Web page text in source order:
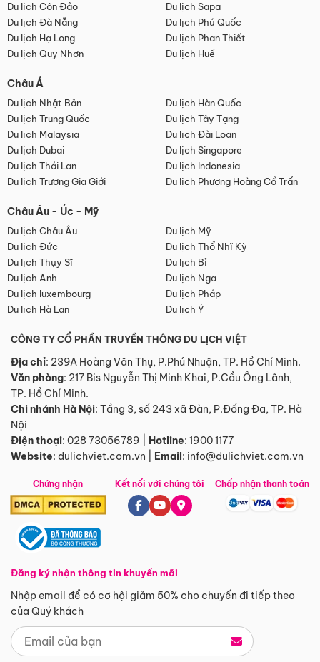
Du lịch Côn Đảo
Du lịch Sapa
Du lịch Đà Nẵng
Du lịch Phú Quốc
Du lịch Hạ Long
Du lịch Phan Thiết
Du lịch Quy Nhơn
Du lịch Huế
Châu Á
Du lịch Nhật Bản
Du lịch Hàn Quốc
Du lịch Trung Quốc
Du lịch Tây Tạng
Du lịch Malaysia
Du lịch Đài Loan
Du lịch Dubai
Du lịch Singapore
Du lịch Thái Lan
Du lịch Indonesia
Du lịch Trương Gia Giới
Du lịch Phượng Hoàng Cổ Trấn
Châu Âu - Úc - Mỹ
Du lịch Châu Âu
Du lịch Mỹ
Du lịch Đức
Du lịch Thổ Nhĩ Kỳ
Du lịch Thụy Sĩ
Du lịch Bỉ
Du lịch Anh
Du lịch Nga
Du lịch luxembourg
Du lịch Pháp
Du lịch Hà Lan
Du lịch Ý
CÔNG TY CỔ PHẦN TRUYỀN THÔNG DU LỊCH VIỆT
Địa chỉ: 239A Hoàng Văn Thụ, P.Phú Nhuận, TP. Hồ Chí Minh.
Văn phòng: 217 Bis Nguyễn Thị Minh Khai, P.Cầu Ông Lãnh,
TP. Hồ Chí Minh.
Chi nhánh Hà Nội: Tầng 3, số 243 xã Đàn, P.Đống Đa, TP. Hà
Nội
Điện thoại: 028 73056789 Hotline: 1900 1177
Website: dulichviet.com.vn Email: info@dulichviet.com.vn
Chứng nhận
Đăng ký nhận thông tin khuyến mãi
Nhập email để có cơ hội giảm 50% cho chuyến đi tiếp theo
của Quý khách
Kết nối với chúng tôi Chấp nhận thanh toán